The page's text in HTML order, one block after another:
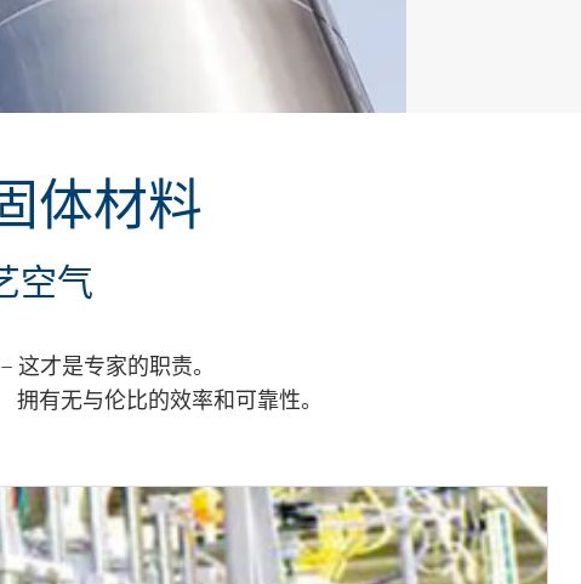
体材料
空气
这才是专家的职责。
拥有无与伦比的效率和可靠性。